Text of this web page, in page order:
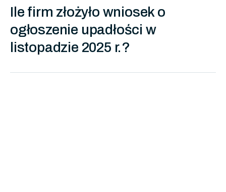
Ile firm złożyło wniosek o
ogłoszenie upadłości w
listopadzie 2025 r.?